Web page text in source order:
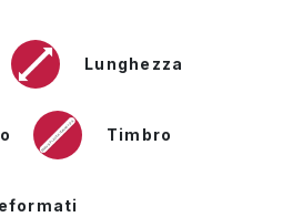
Lunghezza
Timbro